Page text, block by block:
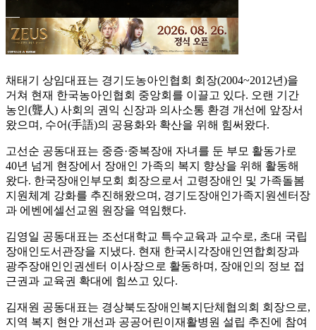
채태기 상임대표는 경기도농아인협회 회장(2004~2012년)을
거쳐 현재 한국농아인협회 중앙회를 이끌고 있다. 오랜 기간
농인(聾人) 사회의 권익 신장과 의사소통 환경 개선에 앞장서
왔으며, 수어(手語)의 공용화와 확산을 위해 힘써왔다.
고선순 공동대표는 중증·중복장애 자녀를 둔 부모 활동가로
40년 넘게 현장에서 장애인 가족의 복지 향상을 위해 활동해
왔다. 한국장애인부모회 회장으로서 고령장애인 및 가족돌봄
지원체계 강화를 추진해왔으며, 경기도장애인가족지원센터장
과 에벤에셀선교원 원장을 역임했다.
김영일 공동대표는 조선대학교 특수교육과 교수로, 초대 국립
장애인도서관장을 지냈다. 현재 한국시각장애인연합회장과
광주장애인인권센터 이사장으로 활동하며, 장애인의 정보 접
근권과 교육권 확대에 힘쓰고 있다.
김재원 공동대표는 경상북도장애인복지단체협의회 회장으로,
지역 복지 현안 개선과 공공어린이재활병원 설립 추진에 참여